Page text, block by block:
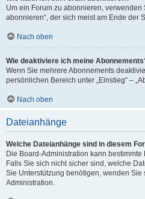
Um ein Forum zu abonnieren, verwenden
abonnieren“, der sich meist am Ende der
Nach oben
Wie deaktiviere ich meine
Wenn Sie mehrere Abonnements
persönlichen Bereich unter „Einstieg“ –
Nach oben
Dateianhänge
Welche Dateianhänge sind in diesem
Die Board-Administration kann
Falls Sie sich nicht sicher sind, welche
Sie Unterstützung benötigen, wenden Sie
Administration.